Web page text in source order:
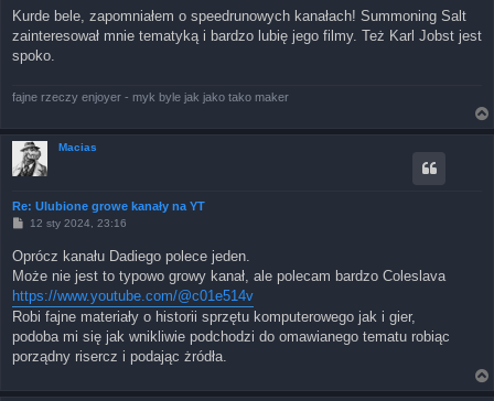
t
Kurde bele, zapomniałem o speedrunowych kanałach! Summoning Salt
zainteresował mnie tematyką i bardzo lubię jego filmy. Też Karl Jobst jest
spoko.
fajne rzeczy enjoyer - myk byle jak jako tako maker
Macias
Re: Ulubione growe kanały na YT
P
t
12 sty 2024, 23:16
Oprócz kanału Dadiego polece jeden.
Może nie jest to typowo growy kanał, ale polecam bardzo Coleslava
https://www.youtube.com/@c01e514v
Robi fajne materiały o historii sprzętu komputerowego jak i gier,
podoba mi się jak wnikliwie podchodzi do omawianego tematu robiąc
porządny risercz i podając żródła.